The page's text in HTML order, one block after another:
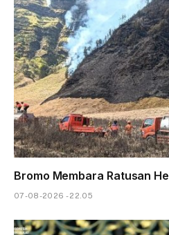
Bromo Membara Ratusan
07-08-2026 - 22.05